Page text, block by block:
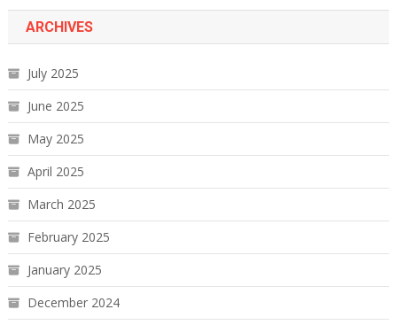
ARCHIVES
July 2025
June 2025
May 2025
April 2025
March 2025
February 2025
January 2025
December 2024